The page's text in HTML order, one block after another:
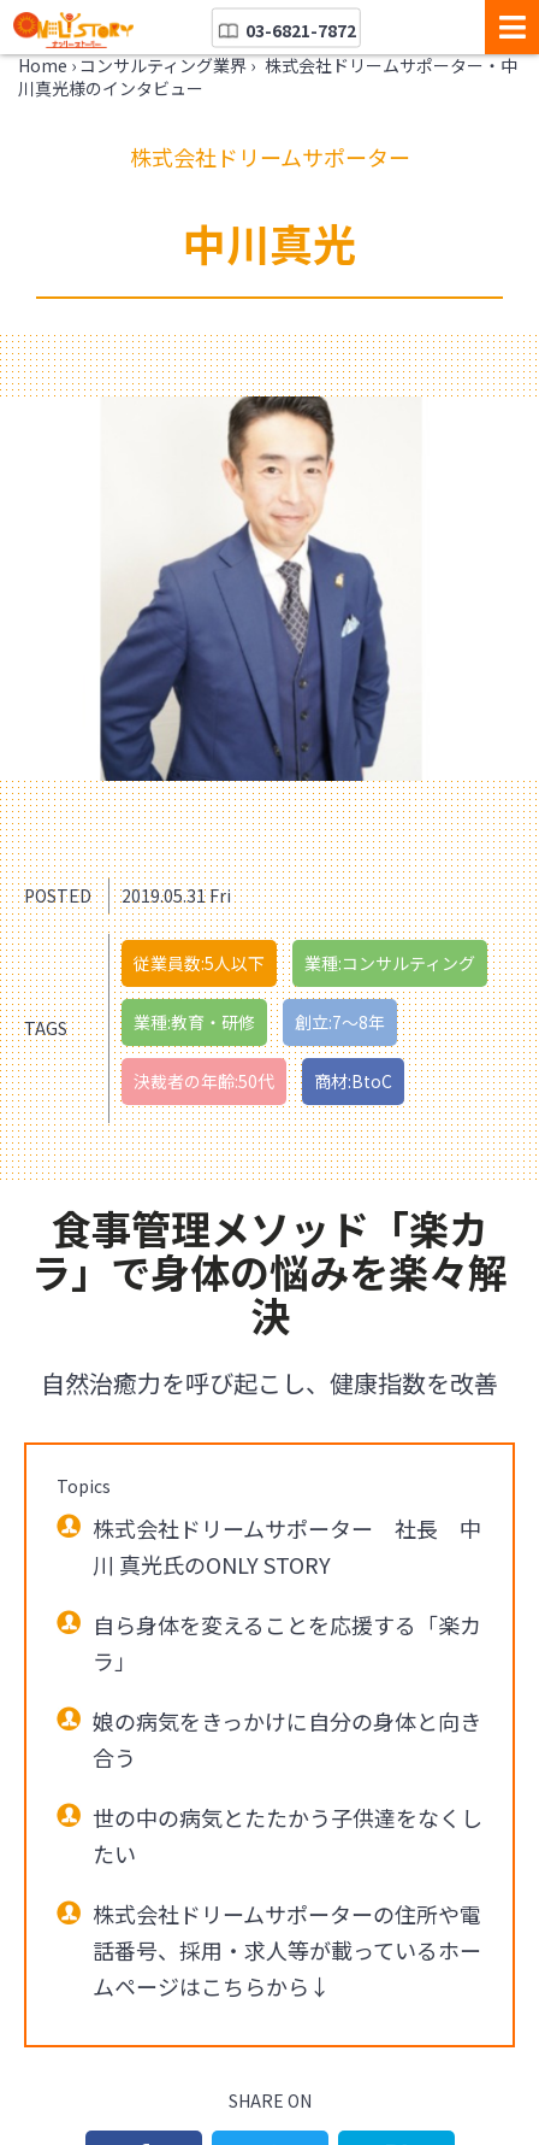
03-6821-7872
Home › コンサルティング業界 › 株式会社ドリームサポーター・中
川真光様のインタビュー
株式会社ドリームサポーター
中川真光
POSTED 2019.05.31 Fri
TAGS
従業員数:5人以下 業種:コンサルティング
業種:教育・研修 創立:7〜8年
決裁者の年齢:50代 商材:BtoC
食事管理メソッド「楽カ
ラ」で身体の悩みを楽々解
決
自然治癒力を呼び起こし、健康指数を改善
Topics
株式会社ドリームサポーター 社長 中
川 真光氏のONLY STORY
自ら身体を変えることを応援する「楽カ
ラ」
娘の病気をきっかけに自分の身体と向き
合う
世の中の病気とたたかう子供達をなくし
たい
株式会社ドリームサポーターの住所や電
話番号、採用・求人等が載っているホー
ムページはこちらから↓
SHARE ON